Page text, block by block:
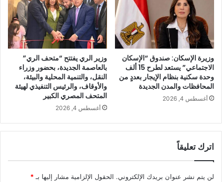
وزيرة الإسكان: صندوق “الإسكان
الاجتماعي” يستعد لطرح 15 ألف
وحدة سكنية بنظام الإيجار بعددٍ من
المحافظات والمدن الجديدة
أغسطس 4, 2026
وزير الري يفتتح “متحف الري”
بالعاصمة الجديدة، بحضور وزراء
النقل، والتنمية المحلية والبيئة،
والأوقاف، والرئيس التنفيذي لهيئة
المتحف المصري الكبير
أغسطس 4, 2026
اترك تعليقاً
لن يتم نشر عنوان بريدك الإلكتروني. الحقول الإلزامية مشار إليها بـ *